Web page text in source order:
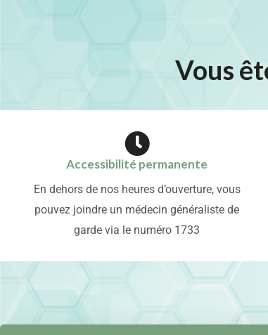
Vous
Accessibilité permanente
En dehors de nos heures d’ouverture, vous
pouvez joindre un médecin généraliste de
garde via le numéro 1733